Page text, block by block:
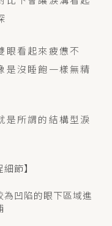
眼看起來疲憊不
是沒睡飽一樣無精
是所謂的結構型淚
細節】
為凹陷的眼下區域進